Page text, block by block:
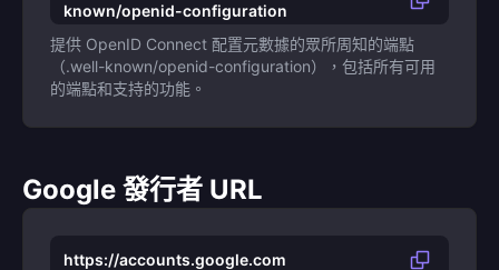
known/openid-configuration
提供 OpenID Connect 配置元數據的眾所周知的端點
（.well-known/openid-configuration），包括所有可用
的端點和支持的功能。
Google 發行者 URL
https://accounts.google.com